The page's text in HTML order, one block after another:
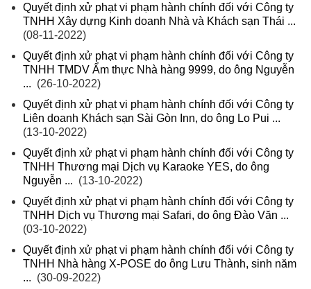
Quyết định xử phạt vi phạm hành chính đối với Công ty
TNHH Xây dựng Kinh doanh Nhà và Khách sạn Thái ...
(08-11-2022)
Quyết định xử phạt vi phạm hành chính đối với Công ty
TNHH TMDV Ẩm thực Nhà hàng 9999, do ông Nguyễn
... (26-10-2022)
Quyết định xử phạt vi phạm hành chính đối với Công ty
Liên doanh Khách sạn Sài Gòn Inn, do ông Lo Pui ...
(13-10-2022)
Quyết định xử phạt vi phạm hành chính đối với Công ty
TNHH Thương mại Dịch vụ Karaoke YES, do ông
Nguyễn ... (13-10-2022)
Quyết định xử phạt vi phạm hành chính đối với Công ty
TNHH Dịch vụ Thương mại Safari, do ông Đào Văn ...
(03-10-2022)
Quyết định xử phạt vi phạm hành chính đối với Công ty
TNHH Nhà hàng X-POSE do ông Lưu Thành, sinh năm
... (30-09-2022)